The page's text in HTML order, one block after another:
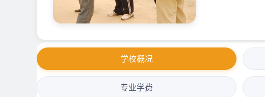
学校概况
专业学费